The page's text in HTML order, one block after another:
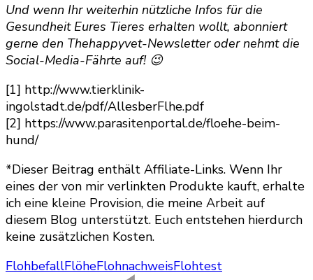
Und wenn Ihr weiterhin nützliche Infos für die
Gesundheit Eures Tieres erhalten wollt, abonniert
gerne den Thehappyvet-Newsletter oder nehmt die
Social-Media-Fährte auf! 😉
[1] http://www.tierklinik-
ingolstadt.de/pdf/AllesberFlhe.pdf
[2] https://www.parasitenportal.de/floehe-beim-
hund/
*Dieser Beitrag enthält Affiliate-Links. Wenn Ihr
eines der von mir verlinkten Produkte kauft, erhalte
ich eine kleine Provision, die meine Arbeit auf
diesem Blog unterstützt. Euch entstehen hierdurch
keine zusätzlichen Kosten.
FlohbefallFlöheFlohnachweisFlohtest